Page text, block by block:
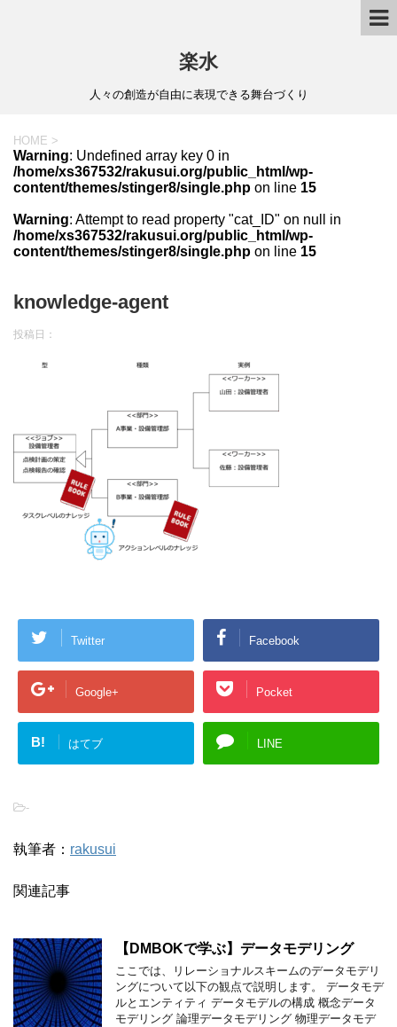
楽水
人々の創造が自由に表現できる舞台づくり
HOME >
Warning: Undefined array key 0 in
/home/xs367532/rakusui.org/public_html/wp-
content/themes/stinger8/single.php on line 15
Warning: Attempt to read property "cat_ID" on null in
/home/xs367532/rakusui.org/public_html/wp-
content/themes/stinger8/single.php on line 15
knowledge-agent
投稿日：
Twitter Facebook
Google+ Pocket
B! はてブ LINE
-
執筆者： rakusui
関連記事
【DMBOKで学ぶ】データモデリング
ここでは、リレーショナルスキームのデータモデリ
ングについて以下の観点で説明します。 データモデ
ルとエンティティ データモデルの構成 概念データ
モデリング 論理データモデリング 物理データモデ